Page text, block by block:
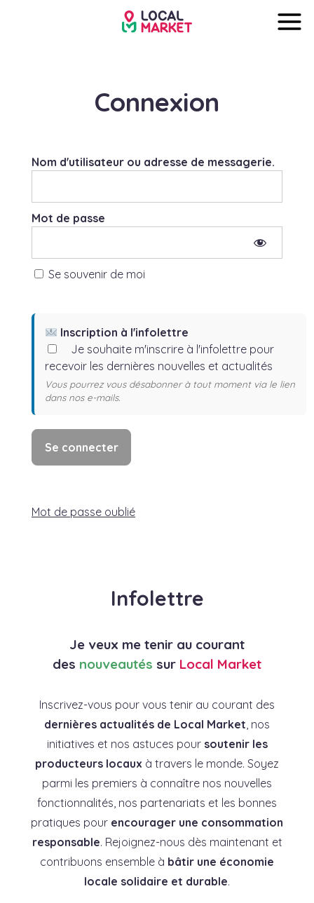
Connexion
Nom d'utilisateur ou adresse de messagerie.
Mot de passe
Se souvenir de moi
Inscription à l'infolettre
Je souhaite m'inscrire à l'infolettre pour
recevoir les dernières nouvelles et actualités
Vous pourrez vous désabonner à tout moment via le lien
dans nos e-mails.
Mot de passe oublié
Infolettre
Je veux me tenir au courant
des nouveautés sur Local Market
Inscrivez-vous pour vous tenir au courant des
dernières actualités de Local Market, nos
initiatives et nos astuces pour soutenir les
producteurs locaux à travers le monde. Soyez
parmi les premiers à connaître nos nouvelles
fonctionnalités, nos partenariats et les bonnes
pratiques pour encourager une consommation
responsable. Rejoignez-nous dès maintenant et
contribuons ensemble à bâtir une économie
locale solidaire et durable.